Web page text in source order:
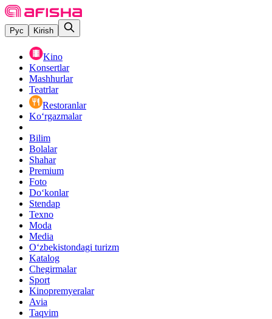
Рус Kirish
Kino
Konsertlar
Mashhurlar
Teatrlar
Restoranlar
Ko‘rgazmalar
Bilim
Bolalar
Shahar
Premium
Foto
Do‘konlar
Stendap
Texno
Moda
Media
O‘zbekistondagi turizm
Katalog
Chegirmalar
Sport
Kinopremyeralar
Avia
Taqvim